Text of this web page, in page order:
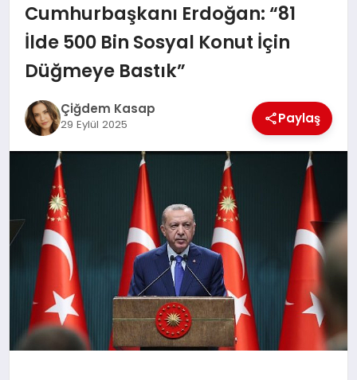
BELEDIYELER
DÜNYA
SPOR
MAGAZIN
SAĞLIK
Cumhurbaşkanı Erdoğan: “81
İlde 500 Bin Sosyal Konut İçin
Düğmeye Bastık”
Çiğdem Kasap
29 Eylül 2025 Paylaş